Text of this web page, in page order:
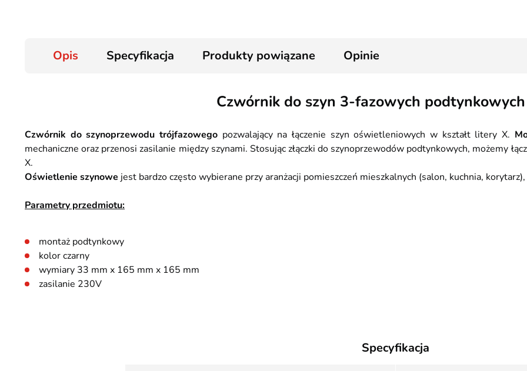
Opis Specyfikacja Produkty powiązane Opinie
Czwórnik do szyn 3-fazowych
Czwórnik do szynoprzewodu trójfazowego pozwalający na łączenie szyn oświetleniowych w kształt litery X.
mechaniczne oraz przenosi zasilanie między szynami. Stosując złączki do szynoprzewodów podtynkowych, możemy
X.
Oświetlenie szynowe jest bardzo często wybierane przy aranżacji pomieszczeń mieszkalnych (salon, kuchnia,
Parametry przedmiotu:
montaż podtynkowy
kolor czarny
wymiary 33 mm x 165 mm x 165 mm
zasilanie 230V
Specyfikacja